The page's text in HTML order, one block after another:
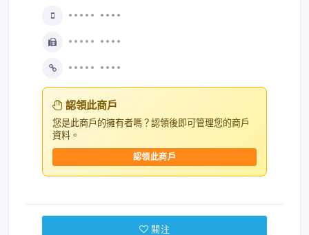
••••• ••••
••••• ••••
••••• ••••
認領此商戶
您是此商戶的擁有者嗎？認領後即可管理您的商戶
資料。
認領此商戶
關注